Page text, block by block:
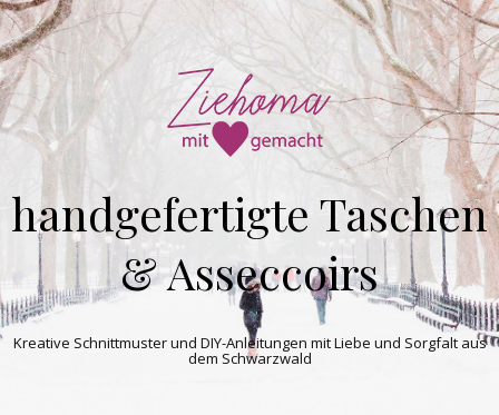
handgefertigte Taschen
& Asseccoirs
Kreative Schnittmuster und DIY-Anleitungen mit Liebe und Sorgfalt aus
dem Schwarzwald